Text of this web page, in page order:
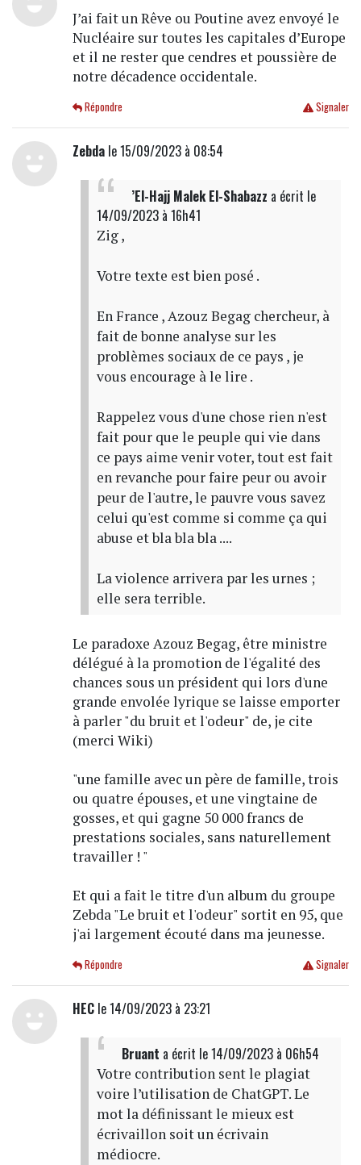
J’ai fait un Rêve ou Poutine avez envoyé le
Nucléaire sur toutes les capitales d’Europe
et il ne rester que cendres et poussière de
notre décadence occidentale.
Signaler
Répondre
Zebdale 15/09/2023 à 08:54
’El-Hajj Malek El-Shabazz a écrit le
14/09/2023 à 16h41
Zig ,
Votre texte est bien posé .
En France , Azouz Begag chercheur, à
fait de bonne analyse sur les
problèmes sociaux de ce pays , je
vous encourage à le lire .
Rappelez vous d'une chose rien n'est
fait pour que le peuple qui vie dans
ce pays aime venir voter, tout est fait
en revanche pour faire peur ou avoir
peur de l'autre, le pauvre vous savez
celui qu'est comme si comme ça qui
abuse et bla bla bla ....
La violence arrivera par les urnes ;
elle sera terrible.
Le paradoxe Azouz Begag, être ministre
délégué à la promotion de l'égalité des
chances sous un président qui lors d'une
grande envolée lyrique se laisse emporter
à parler "du bruit et l'odeur" de, je cite
(merci Wiki)
"une famille avec un père de famille, trois
ou quatre épouses, et une vingtaine de
gosses, et qui gagne 50 000 francs de
prestations sociales, sans naturellement
travailler ! "
Et qui a fait le titre d'un album du groupe
Zebda "Le bruit et l'odeur" sortit en 95, que
j'ai largement écouté dans ma jeunesse.
Signaler
Répondre
HECle 14/09/2023 à 23:21
Bruant a écrit le 14/09/2023 à 06h54
Votre contribution sent le plagiat
voire l’utilisation de ChatGPT. Le
mot la définissant le mieux est
écrivaillon soit un écrivain
médiocre.